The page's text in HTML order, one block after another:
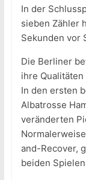
In der
sieben Zähler
Sekunden vor
Die Berliner
ihre
In den ersten
Albatrosse
veränderten
and-Recover,
beiden